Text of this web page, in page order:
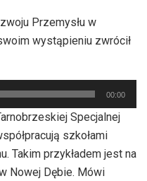
Przemysłu w
wystąpieniu zwrócił
00:00
Specjalnej
szkołami
Takim przykładem jest na
Nowej Dębie. Mówi